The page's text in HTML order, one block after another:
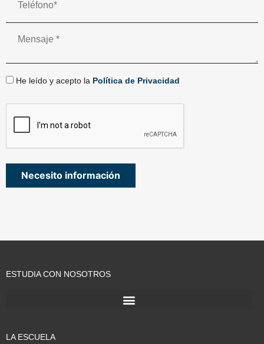
He leído y acepto la Política de Privacidad
ESTUDIA CON NOSOTROS
LA ESCUELA